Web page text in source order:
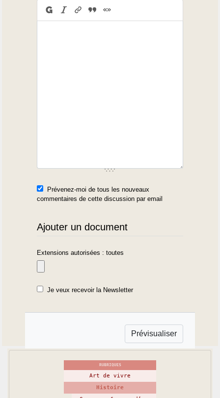
Prévenez-moi de tous les nouveaux
commentaires de cette discussion par email
Ajouter un document
Extensions autorisées : toutes
Je veux recevoir la Newsletter
RUBRIQUES
Art de vivre
Histoire